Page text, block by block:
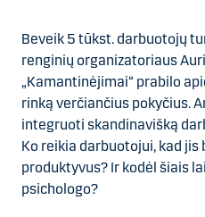
Beveik 5 tūkst. darbuotojų
renginių organizatoriaus
„Kamantinėjimai“ prabilo
rinką verčiančius pokyčius.
integruoti skandinavišką
Ko reikia darbuotojui, kad
produktyvus? Ir kodėl šiais
psichologo?